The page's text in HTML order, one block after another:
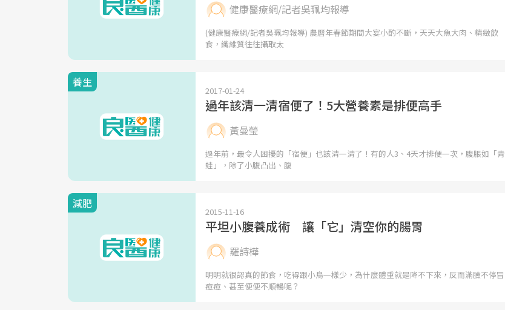
健康醫療網/記者吳珮均報導
(健康醫療網/記者吳珮均報導) 農曆年春節期間大宴小酌不斷，天天大魚大肉、精緻飲
食，纖維質往往攝取太
養生
2017-01-24
過年該清一清宿便了！5大營養素是排便高手
黃曼瑩
過年前，最令人困擾的「宿便」也該清一清了！有的人3、4天才排便一次，腹脹如「青
蛙」，除了小腹凸出、腹
減肥
2015-11-16
平坦小腹養成術 讓「它」清空你的腸胃
羅詩樺
明明就很認真的節食，吃得跟小鳥一樣少，為什麼體重就是降不下來，反而滿臉不停冒
痘痘、甚至便便不順暢呢？